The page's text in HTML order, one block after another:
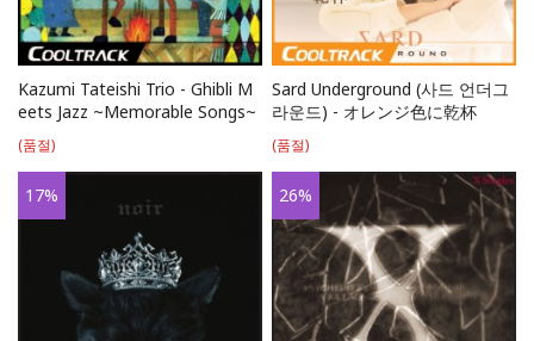
Kazumi Tateishi Trio - Ghibli M
eets Jazz ~Memorable Songs~
(품절)
Sard Underground (사드 언더그
라운드) - オレンジ色に乾杯
(품절)
17% 26%